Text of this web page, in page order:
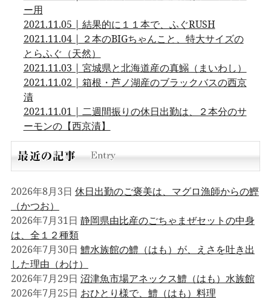
ー用
2021.11.05 | 結果的に１１本で、ふぐRUSH
2021.11.04 | ２本のBIGちゃんこと、特大サイズの
とらふぐ（天然）
2021.11.03 | 宮城県と北海道産の真鰯（まいわし）
2021.11.02 | 箱根・芦ノ湖産のブラックバスの西京
漬
2021.11.01 | 二週間振りの休日出勤は、２本分のサ
ーモンの【西京漬】
2026年8月3日 休日出勤のご褒美は、マグロ漁師からの鰹
（かつお）
2026年7月31日 静岡県由比産のごちゃまぜセットの中身
は、全１２種類
2026年7月30日 鱧水族館の鱧（はも）が、えさを吐き出
した理由（わけ）
2026年7月29日 沼津魚市場アネックス鱧（はも）水族館
2026年7月25日 おひとり様で、鱧（はも）料理